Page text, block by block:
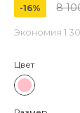
-16% 8
Экономия 1
Цвет